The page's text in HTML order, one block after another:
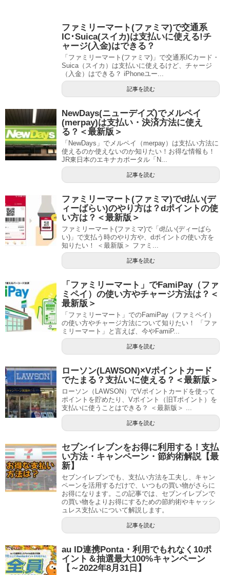
ファミリーマート(ファミマ)で交通系
IC･Suica(スイカ)は支払いに使える!チ
ャージ(入金)はできる？
「ファミリーマート(ファミマ)」で交通系ICカード・
Suica（スイカ）は支払いに使えるけど、チャージ
（入金）はできる？ iPhoneユー...
記事を読む
NewDays(ニューデイズ)でメルペイ
(merpay)は支払い・決済方法に使え
る？＜最新版＞
「NewDays」でメルペイ（merpay）は支払い方法に
使えるのか使えないのか知りたい！お得な情報も！
JR東日本のエキナカポータル「N...
記事を読む
ファミリーマート(ファミマ)でd払い(デ
ィーばらい)のやり方は？dポイントの使
い方は？＜最新版＞
ファミリーマート(ファミマ)で「d払い(ディーばら
い)」で支払う時のやり方や、dポイントの使い方を
知りたい！ ＜最新版＞ ファミ...
記事を読む
「ファミリーマート」でFamiPay（ファ
ミペイ）の使い方やチャージ方法は？＜
最新版＞
「ファミリーマート」でのFamiPay（ファミペイ）
の使い方やチャージ方法について知りたい！ 「ファ
ミリーマート」と言えば、今やFamiP...
記事を読む
ローソン(LAWSON)×Vポイントカード
でたまる？支払いに使える？＜最新版＞
ローソン（LAWSON）でVポイントカードを使って
ポイントを貯めたり、Vポイント（旧Tポイント）を
支払いに使うことはできる？ ＜最新版＞ ...
記事を読む
セブンイレブンをお得に利用する！支払
い方法・キャンペーン・節約術解説【最
新】
セブンイレブンでも、支払い方法を工夫し、キャン
ペーンを活用するだけで、いつもの買い物がさらに
お得になります。この記事では、セブンイレブンで
の買い物をよりお得にするための節約術やキャッシ
ュレス支払いについて解説します。
記事を読む
au ID連携Ponta・利用でもれなく10ポ
イント＆抽選最大100%キャンペーン
【～2022年8月31日】